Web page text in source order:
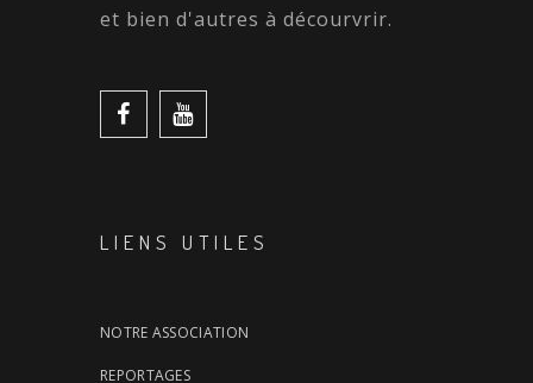
et bien d'autres à décourvrir.
LIENS UTILES
NOTRE ASSOCIATION
REPORTAGES